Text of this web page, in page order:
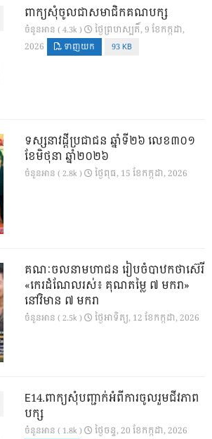
ពាក្យសុំចូលជាសមាជិកគណបក្ស
ចំនួនអាន ( 4.3k )
ថ្ងៃ​ព្រហស្បតិ៍, 9 ខែ​កក្កដា,
2026
ទាញយក 93 KB
ទស្សនាវដ្ដីប្រជាជន ឆ្នាំទី២៦ លេខ៣០១
ខែមិថុនា ឆ្នាំ២០២៦
ចំនួនអាន ( 2.8k ) ថ្ងៃ​ពុធ, 15 ខែ​កក្កដា, 2026
គណៈចលនាមហាជន រៀបចំបាឋកថាស៊េរី
«កេរដំណែលរស់៖ គុណតម្លៃ ៧ មករា»
នៅវិមាន ៧ មករា
ចំនួនអាន ( 2.5k ) ថ្ងៃ​អាទិត្យ, 12 ខែ​កក្កដា, 2026
E14.ពាក្យសុំបញ្ជាក់អំពីការចូលរួមជីវភាព
បក្ស
ចំនួនអាន ( 1.8k ) ថ្ងៃ​ចន្ទ, 20 ខែ​កក្កដា, 2026